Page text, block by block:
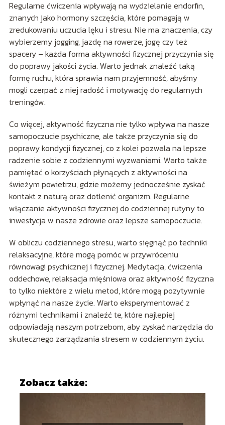
Regularne ćwiczenia wpływają na wydzielanie endorfin,
znanych jako hormony szczęścia, które pomagają w
zredukowaniu uczucia lęku i stresu. Nie ma znaczenia, czy
wybierzemy jogging, jazdę na rowerze, jogę czy też
spacery – każda forma aktywności fizycznej przyczynia się
do poprawy jakości życia. Warto jednak znaleźć taką
formę ruchu, która sprawia nam przyjemność, abyśmy
mogli czerpać z niej radość i motywację do regularnych
treningów.
Co więcej, aktywność fizyczna nie tylko wpływa na nasze
samopoczucie psychiczne, ale także przyczynia się do
poprawy kondycji fizycznej, co z kolei pozwala na lepsze
radzenie sobie z codziennymi wyzwaniami. Warto także
pamiętać o korzyściach płynących z aktywności na
świeżym powietrzu, gdzie możemy jednocześnie zyskać
kontakt z naturą oraz dotlenić organizm. Regularne
włączanie aktywności fizycznej do codziennej rutyny to
inwestycja w nasze zdrowie oraz lepsze samopoczucie.
W obliczu codziennego stresu, warto sięgnąć po techniki
relaksacyjne, które mogą pomóc w przywróceniu
równowagi psychicznej i fizycznej. Medytacja, ćwiczenia
oddechowe, relaksacja mięśniowa oraz aktywność fizyczna
to tylko niektóre z wielu metod, które mogą pozytywnie
wpłynąć na nasze życie. Warto eksperymentować z
różnymi technikami i znaleźć te, które najlepiej
odpowiadają naszym potrzebom, aby zyskać narzędzia do
skutecznego zarządzania stresem w codziennym życiu.
Zobacz także: